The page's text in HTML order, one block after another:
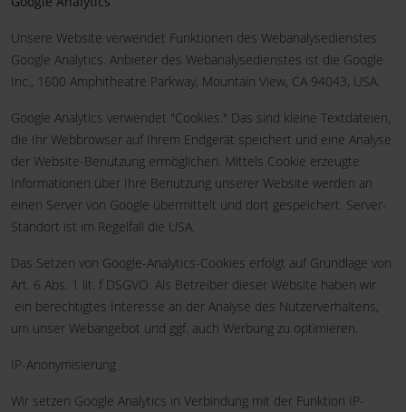
Unsere Website verwendet Funktionen des Webanalysedienstes
Google Analytics. Anbieter des Webanalysedienstes ist die Google
Inc., 1600 Amphitheatre Parkway, Mountain View, CA 94043, USA.
Google Analytics verwendet "Cookies." Das sind kleine Textdateien,
die Ihr Webbrowser auf Ihrem Endgerät speichert und eine Analyse
der Website-Benutzung ermöglichen. Mittels Cookie erzeugte
Informationen über Ihre Benutzung unserer Website werden an
einen Server von Google übermittelt und dort gespeichert. Server-
Standort ist im Regelfall die USA.
Das Setzen von Google-Analytics-Cookies erfolgt auf Grundlage von
Art. 6 Abs. 1 lit. f DSGVO. Als Betreiber dieser Website haben wir
ein berechtigtes Interesse an der Analyse des Nutzerverhaltens,
um unser Webangebot und ggf. auch Werbung zu optimieren.
IP-Anonymisierung
Wir setzen Google Analytics in Verbindung mit der Funktion IP-